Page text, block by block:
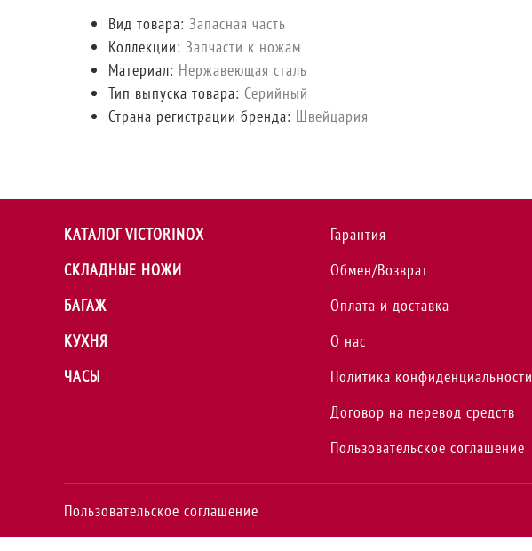
Вид товара: Запасная часть
Коллекции: Запчасти к ножам
Материал: Нержавеющая сталь
Тип выпуска товара: Серийный
Страна регистрации бренда: Швейцария
КАТАЛОГ VICTORINOX
СКЛАДНЫЕ НОЖИ
БАГАЖ
КУХНЯ
ЧАСЫ
Гарантия
Обмен/Возврат
Оплата и доставка
О нас
Политика конфиденциальности
Договор на перевод средств
Пользовательское соглашение
Пользовательское соглашение